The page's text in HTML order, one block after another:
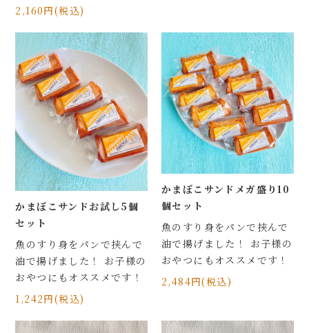
2,160円(税込)
かまぼこサンドお試し5個
セット
魚のすり身をパンで挟んで
油で揚げました！ お子様の
おやつにもオススメです！
1,242円(税込)
かまぼこサンドメガ盛り10
個セット
魚のすり身をパンで挟んで
油で揚げました！ お子様の
おやつにもオススメです！
2,484円(税込)